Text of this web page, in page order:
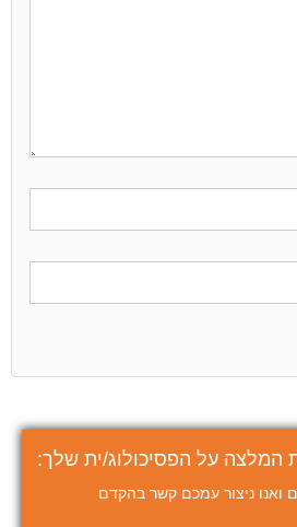
המלצה על הפסיכולוג/ית שלך:
ואנו ניצור עמכם קשר בהקדם